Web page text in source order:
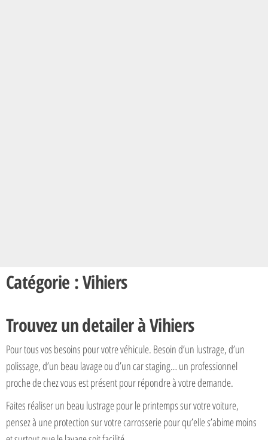
Catégorie : Vihiers
Trouvez un detailer à Vihiers
Pour tous vos besoins pour votre véhicule. Besoin d’un lustrage, d’un
polissage, d’un beau lavage ou d’un car staging… un professionnel
proche de chez vous est présent pour répondre à votre demande.
Faites réaliser un beau lustrage pour le printemps sur votre voiture,
pensez à une protection sur votre carrosserie pour qu’elle s’abime moins